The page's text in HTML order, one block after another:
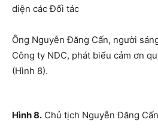
diện các Đối tác
Ông Nguyễn Đăng Cấn, người
Công ty NDC, phát biểu cảm ơn
(Hình 8).
Hình 8. Chủ tịch Nguyễn Đăng